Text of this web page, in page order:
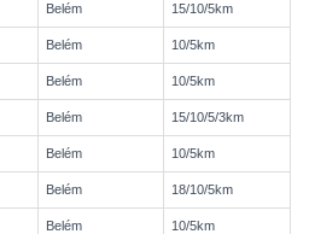
Belém 15/10/5km
Belém 10/5km
Belém 10/5km
Belém 15/10/5/3km
Belém 10/5km
Belém 18/10/5km
Belém 10/5km